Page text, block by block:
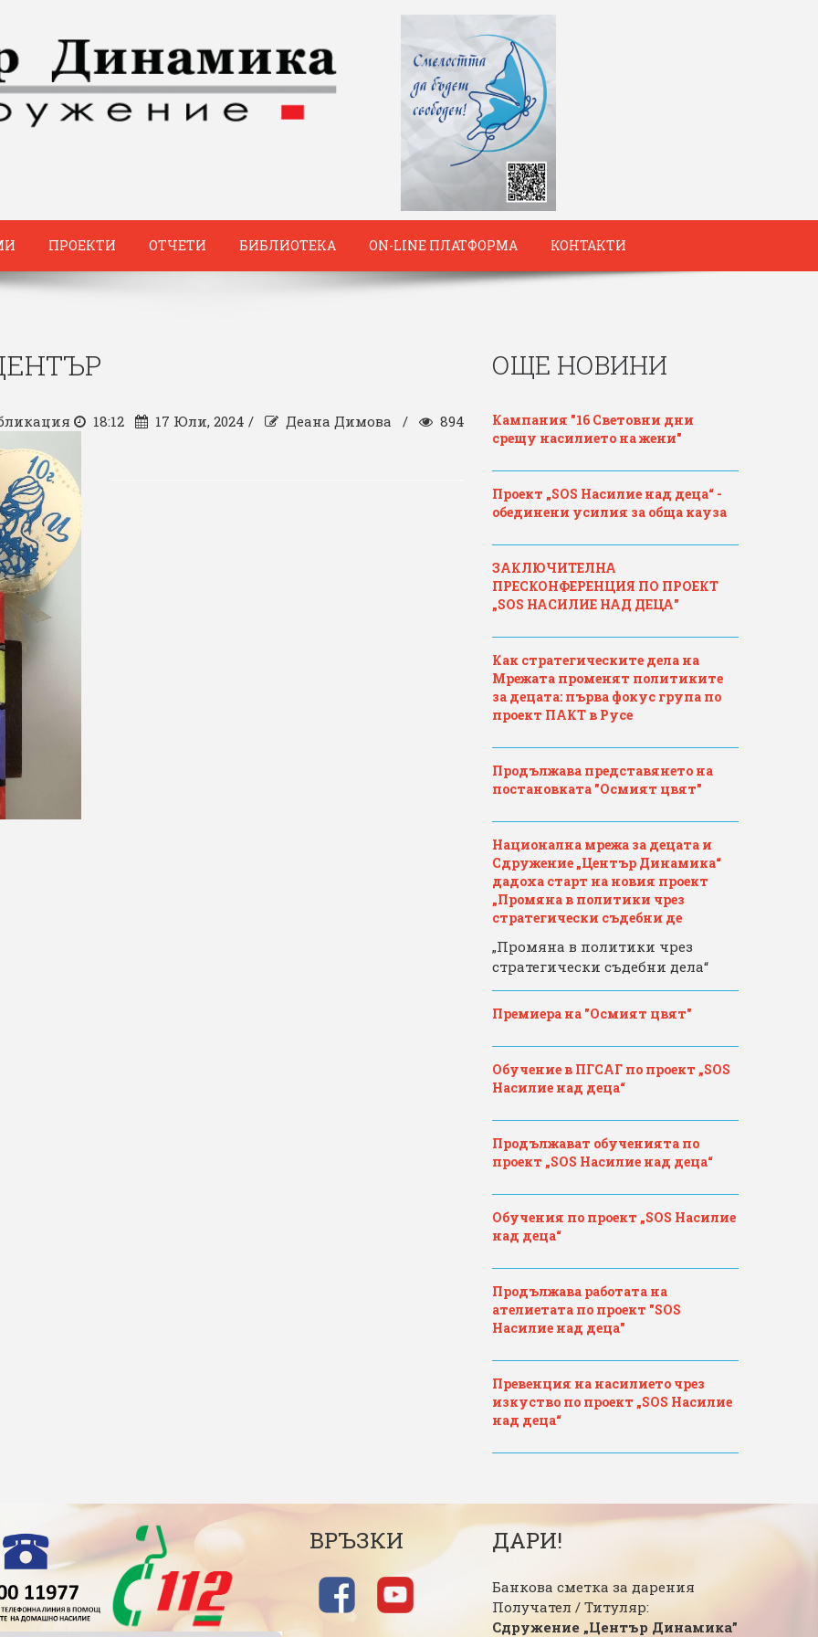
ПРОЕКТИ ОТЧЕТИ БИБЛИОТЕКА ON-LINE ПЛАТФОРМА КОНТАКТИ
18:12 17 Юли, 2024 / Деана Димова / 894
ОЩЕ НОВИНИ
Кампания "16 Световни дни
срещу насилието на жени"
Проект „SOS Насилие над деца“ -
обединени усилия за обща кауза
ЗАКЛЮЧИТЕЛНА
ПРЕСКОНФЕРЕНЦИЯ ПО ПРОЕКТ
„SOS НАСИЛИЕ НАД ДЕЦА"
Как стратегическите дела на
Мрежата променят политиките
за децата: първа фокус група по
проект ПАКТ в Русе
Продължава представянето на
постановката "Осмият цвят"
Национална мрежа за децата и
Сдружение „Център Динамика“
дадоха старт на новия проект
„Промяна в политики чрез
стратегически съдебни де
„Промяна в политики чрез
стратегически съдебни дела“
Премиера на "Осмият цвят"
Обучение в ПГСАГ по проект „SOS
Насилие над деца“
Продължават обученията по
проект „SOS Насилие над деца“
Обучения по проект „SOS Насилие
над деца“
Продължава работата на
ателиетата по проект "SOS
Насилие над деца"
Превенция на насилието чрез
изкуство по проект „SOS Насилие
над деца“
ВРЪЗКИ ДАРИ!
Банкова сметка за дарения
Получател / Титуляр:
Сдружение „Център Динамика”